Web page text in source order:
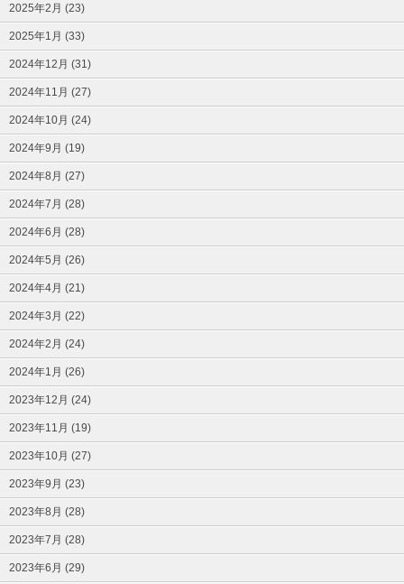
2025年2月 (23)
2025年1月 (33)
2024年12月 (31)
2024年11月 (27)
2024年10月 (24)
2024年9月 (19)
2024年8月 (27)
2024年7月 (28)
2024年6月 (28)
2024年5月 (26)
2024年4月 (21)
2024年3月 (22)
2024年2月 (24)
2024年1月 (26)
2023年12月 (24)
2023年11月 (19)
2023年10月 (27)
2023年9月 (23)
2023年8月 (28)
2023年7月 (28)
2023年6月 (29)